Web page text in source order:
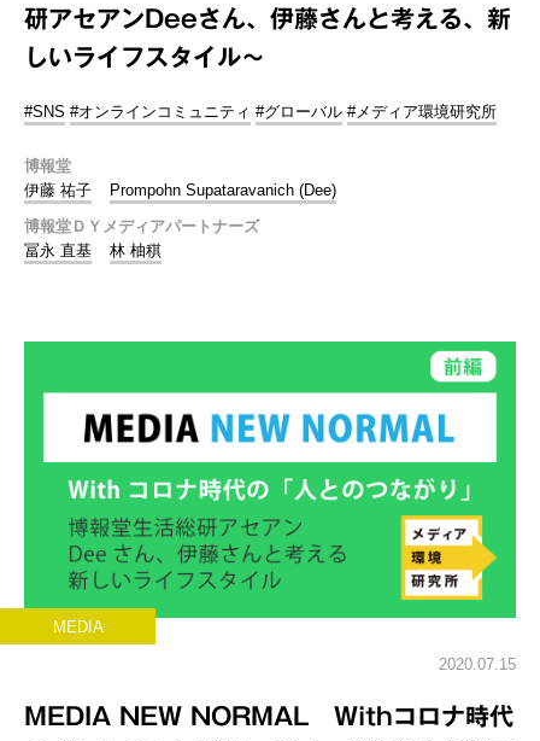
研アセアンDeeさん、伊藤さんと考える、新
しいライフスタイル～
#SNS #オンラインコミュニティ #グローバル #メディア環境研究所
博報堂
伊藤 祐子
Prompohn Supataravanich (Dee)
博報堂ＤＹメディアパートナーズ
冨永 直基
林 柚稘
MEDIA
2020.07.15
MEDIA NEW NORMAL Withコロナ時代